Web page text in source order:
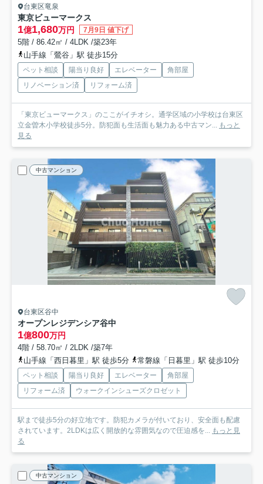
台東区竜泉
東京ビューマークス
1億1,680万円 7月9日 値下げ
5階 / 86.42㎡ / 4LDK /築23年
山手線「鶯谷」駅 徒歩15分
ペット相談 陽当り良好 エレベーター
角部屋
リノベーション済
リフォーム済
「東京ビューマークス」のここがイチオシ。通学区域の小学校は台東区
立金曽木小学校徒歩5分。防犯面も生活面も魅力ある中古マン...
もっと
見る
中古マンション
台東区谷中
オープンレジデンシア谷中
1億800万円
4階 / 58.70㎡ / 2LDK /築7年
山手線「西日暮里」駅 徒歩5分
常磐線「日暮里」駅 徒歩10分
ペット相談 陽当り良好 エレベーター
角部屋
リフォーム済
ウォークインシューズクロゼット
駅まで徒歩5分の好立地です。防犯カメラが付いており、安全面も配慮
されています。2LDKは広く開放的な雰囲気なので圧迫感を...
もっと見
る
中古マンション